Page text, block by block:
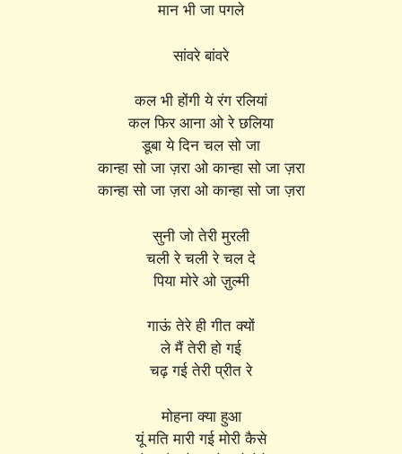
मान भी जा पगले
सांवरे बांवरे
कल भी होंगी ये रंग रलियां
कल फिर आना ओ रे छलिया
डूबा ये दिन चल सो जा
कान्हा सो जा ज़रा ओ कान्हा सो जा ज़रा
कान्हा सो जा ज़रा ओ कान्हा सो जा ज़रा
सुनी जो तेरी मुरली
चली रे चली रे चल दे
पिया मोरे ओ ज़ुल्मी
गाऊं तेरे ही गीत क्यों
ले मैं तेरी हो गई
चढ़ गई तेरी प्रीत रे
मोहना क्या हुआ
यूं मति मारी गई मोरी कैसे